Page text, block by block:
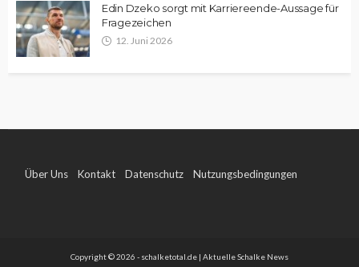
Edin Dzeko sorgt mit Karriereende-Aussage für
Fragezeichen
12. Juni 2026
Über Uns Kontakt Datenschutz Nutzungsbedingungen
Copyright © 2026 - schalketotal.de | Aktuelle Schalke News